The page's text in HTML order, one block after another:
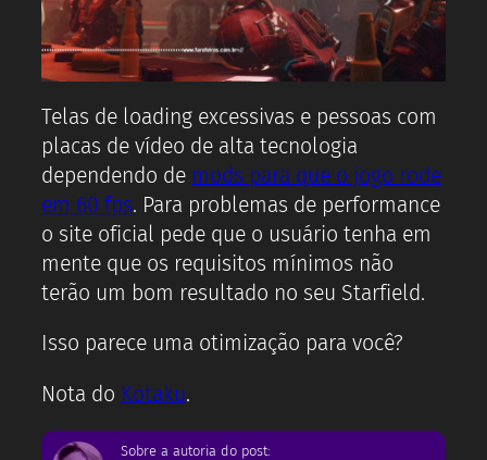
Telas de loading excessivas e pessoas com
placas de vídeo de alta tecnologia
dependendo de mods para que o jogo rode
em 60 fps. Para problemas de performance
o site oficial pede que o usuário tenha em
mente que os requisitos mínimos não
terão um bom resultado no seu Starfield.
Isso parece uma otimização para você?
Nota do Kotaku.
Sobre a autoria do post: